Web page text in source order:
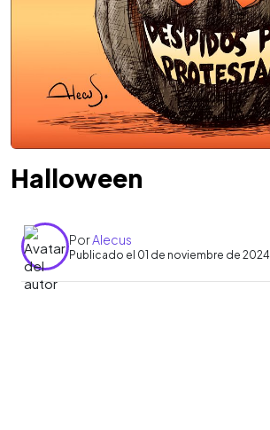
Halloween
PorAlecus
Publicado el 01 de noviembre de 2024